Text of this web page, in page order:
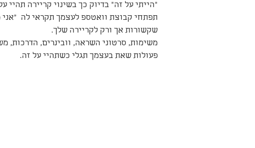
"הייתי על זה" בדיוק כך בשינוי קריירה תהיי
תפתחי קבוצת וואטספ לעצמך תקראי לה
שקשורות אך ורק לקריירה שלך.
משימות, סרטוני השראה, וובינרים, הדרכות,
פעולות שאת בעצמך תגלי כשתהיי על זה.